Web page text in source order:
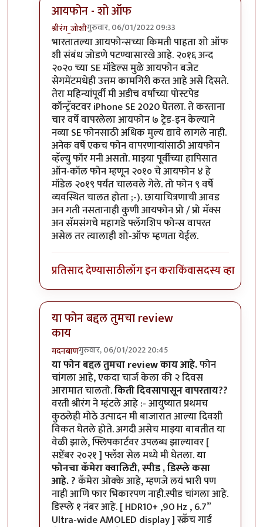
आयफोन - शो ऑफ
श्रीरंग_जोशीगुरुवार, 06/01/2022 09:33
In reply toमोटो एज 20byबापूसाहेब
भारतातल्या आयफोन्सच्या किमती पाहता शो ऑफ
शी संबंध जोडणे पटण्यासारखे आहे. २०१६ अन्द
२०२० च्या SE मॉडेल्स मुळे आयफोन बजेट
सेगमेंटमधेही उत्तम कामगिरी करत आहे असे दिसते.
तेरा महिन्यांपूर्वी मी अडीच वर्षांच्या पोस्टपेड
कॉन्ट्रॅक्टवर iPhone SE 2020 घेतला. ते करताना
चार वर्षे वापरलेला आयफोन ७ ट्रेड-इन केल्याने
नव्या SE फोनसाठी अधिक मुल्य द्यावे लागले नाही.
अनेक वर्षे एकच फोन वापरणार्‍यांसाठी आयफोन
व्हॅल्यु फॉर मनी असतो. माझ्या पूर्वीच्या हापिसात
ऑन-कॉल फोन म्हणून २०१० चे आयफोन ४ हे
मॉडेल २०१९ पर्यंत चालवले गेले. तो फोन ९ वर्षे
व्यवस्थित चालत होता ;-). छायाचित्रणाची आवड
अन गती नसतानाही कुणी आयफोन प्रो / प्रो मॅक्स
अन सॅमसंगचे महागडे फ्लॅगशिप फोन्स वापरत
असेल तर त्यालाही शो-ऑफ म्हणता येईल.
प्रतिसाद देण्यासाठीलॉग इन कराकिंवासदस्य व्हा
या फोन बद्दल तुमचा review
काय
मदनबाणगुरुवार, 06/01/2022 20:45
In reply toमोटो एज 20byबापूसाहेब
या फोन बद्दल तुमचा review काय आहे.फोन
चांगला आहे, एकदा चार्ज केला की २ दिवस
आरामात चालतो.किती दिवसापासून वापरताय??
वरती श्रीरंग ने म्हंटले आहे :- आयुष्यात प्रथमच
कुठलेही मोठे उत्पादन मी बाजारात आल्या दिवशी
विकत घेतले होते. अगदी असेच माझ्या बाबतीत या
वेळी झाले, फ्लिपकार्टवर उपलब्ध झाल्यावर [
सप्टेंबर २०२१ ] फ्लॅश सेल मध्ये मी घेतला.या
फोनचा कॅमेरा क्वालिटी, स्पीड , डिस्प्ले कसा
आहे. ?कॅमेरा ओक्के आहे, म्हणजे लयं भारी पण
नाही आणि फार भिकारपण नाही.स्पीड चांगला आहे.
डिस्प्ले १ नंबर आहे. [ HDR10+ ,90 Hz , 6.7”
Ultra-wide AMOLED display ] स्क्रॅच गार्ड